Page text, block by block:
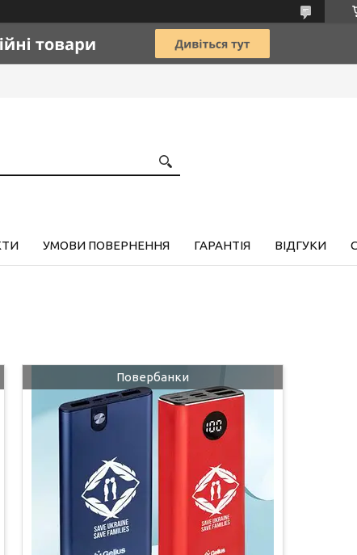
УМОВИ ПОВЕРНЕННЯ ГАРАНТІЯ ВІДГУКИ
Повербанки